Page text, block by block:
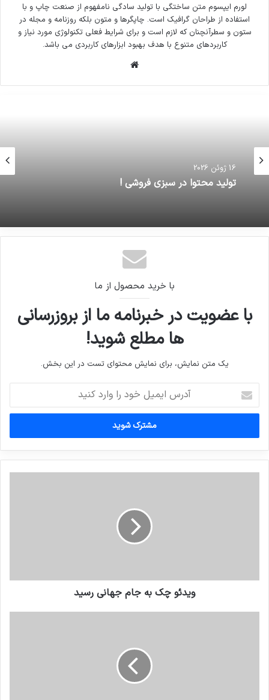
لورم ایپسوم متن ساختگی با تولید سادگی نامفهوم از صنعت چاپ و با
استفاده از طراحان گرافیک است. چاپگرها و متون بلکه روزنامه و مجله در
ستون و سطرآنچنان که لازم است و برای شرایط فعلی تکنولوژی مورد نیاز و
کاربردهای متنوع با هدف بهبود ابزارهای کاربردی می باشد.
16 ژوئن 2026
تولید محتوا در سبزی فروشی !
با خرید محصول از ما
با عضویت در خبرنامه ما از بروزرسانی
ها مطلع شوید!
یک متن نمایش، برای نمایش محتوای تست در این بخش.
ایمیل
خود
وارد
کنید
ویدئو چک به جام جهانی رسید